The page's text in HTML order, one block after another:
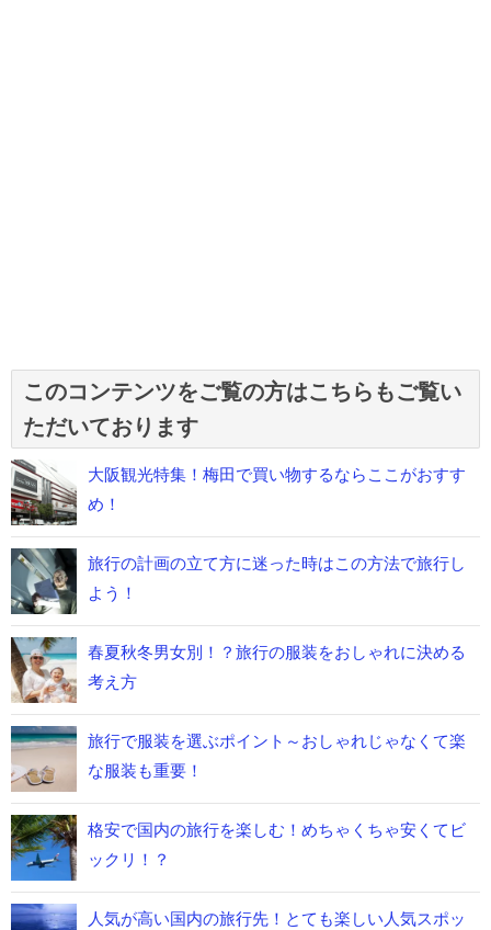
このコンテンツをご覧の方はこちらもご覧い
ただいております
大阪観光特集！梅田で買い物するならここがおすす
め！
旅行の計画の立て方に迷った時はこの方法で旅行し
よう！
春夏秋冬男女別！？旅行の服装をおしゃれに決める
考え方
旅行で服装を選ぶポイント～おしゃれじゃなくて楽
な服装も重要！
格安で国内の旅行を楽しむ！めちゃくちゃ安くてビ
ックリ！？
人気が高い国内の旅行先！とても楽しい人気スポッ